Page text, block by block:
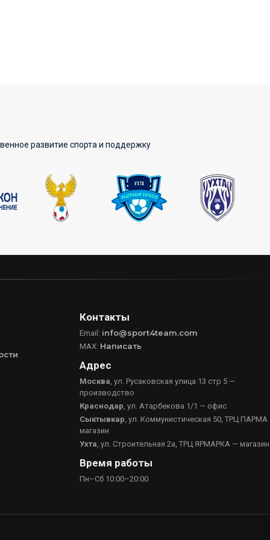
развитие спорта и поддержку
Контакты
Email: info@sport4team.com
MAX: Написать
Адрес
Москва , ул. Русаковская улица 13 стр 5 —
производство
Краснодар , ул. Атарбекова 1/1 — офис
Сыктывкар , ул. Коммунистическая 50, ТРЦ
магазин
Ухта , ул. Строительная 2а, ТРЦ ЯРМАРКА — магазин
Время работы
Пн–Сб 10:00–20:00